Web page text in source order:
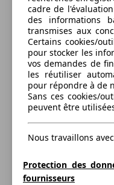
S3 Berline 2.0 TFSI
5
Coffre:
340 - 1180 Litres
Afficher les variantes
cadre de
des informations
transmises aux
Certains cookies/
pour stocker les
vos demandes de
les réutiliser
pour répondre à de
Sans ces cookies/
peuvent être
Nous travaillons
Protection des
fournisseurs